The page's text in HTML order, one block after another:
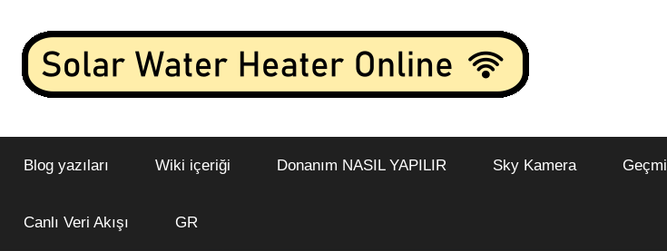
Güneş
Enerjili
Su
bağlı
bir
Blog yazıları Wiki içeriği Donanım NASIL YAPILIR Sky Kamera
Canlı Veri Akışı GR